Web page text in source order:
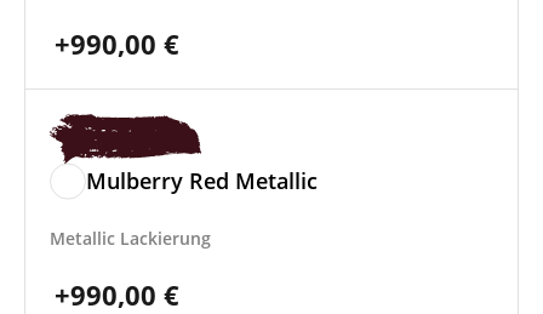
+990,00 €
Mulberry Red Metallic
Metallic Lackierung
+990,00 €